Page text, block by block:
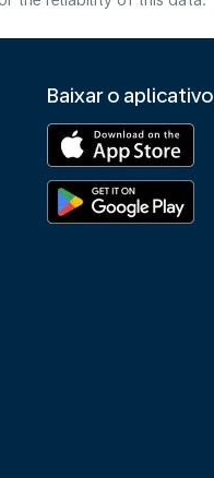
Baixar o aplicativo